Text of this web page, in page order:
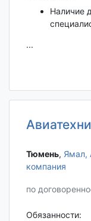
Наличие
...
Тюмень‎, Ямал,
компания
по
Обязанности: